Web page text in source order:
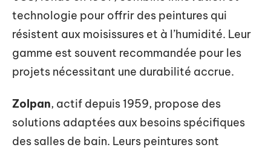
technologie pour offrir des peintures qui
résistent aux moisissures et à l’humidité. Leur
gamme est souvent recommandée pour les
projets nécessitant une durabilité accrue.
Zolpan, actif depuis 1959, propose des
solutions adaptées aux besoins spécifiques
des salles de bain. Leurs peintures sont